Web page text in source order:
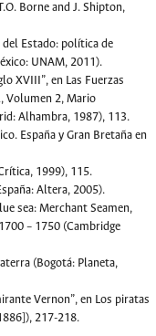
Borne and J. Shipton,
Estado: política de
UNAM, 2011).
XVIII”, en Las Fuerzas
Volumen 2, Mario
Alhambra, 1987), 113.
España y Gran Bretaña en
1999), 115.
Altera, 2005).
sea: Merchant Seamen,
– 1750 (Cambridge
(Bogotá: Planeta,
Vernon”, en Los piratas
217-218.